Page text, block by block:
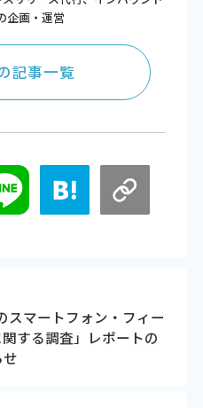
企画・運営
記事一覧
スマートフォン・フィー
する調査」レポートの